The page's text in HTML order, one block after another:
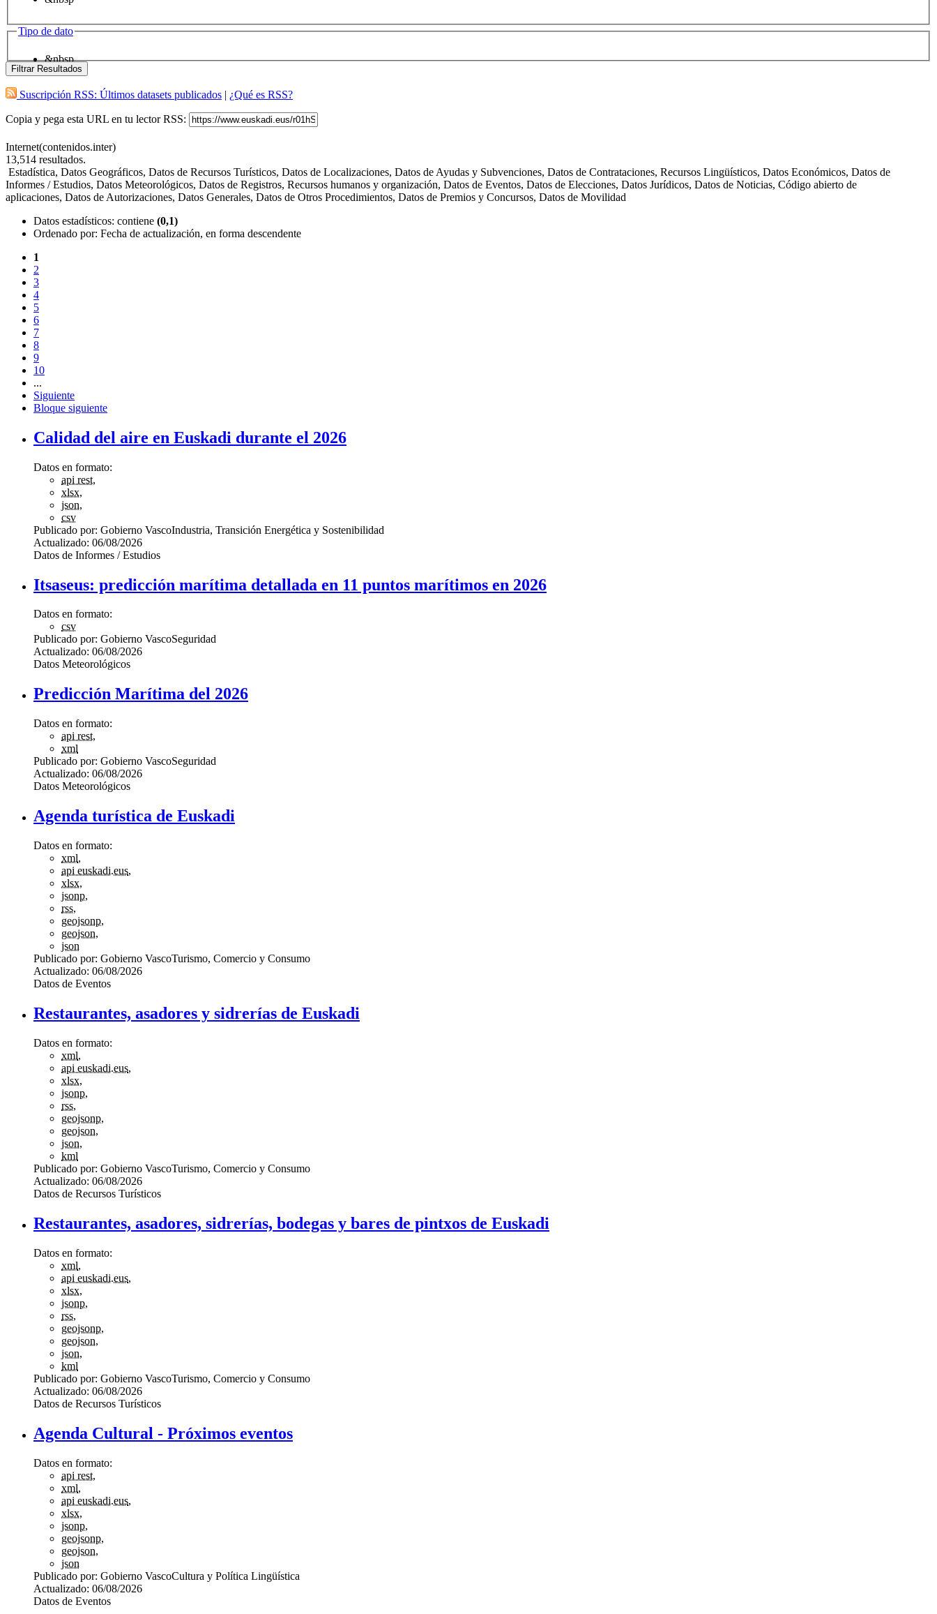
Tipo de dato
&nbsp
Filtrar Resultados
Suscripción RSS: Últimos datasets publicados | ¿Qué es RSS?
Copia y pega esta URL en tu lector RSS:
Internet(contenidos.inter)
13,514 resultados.
Estadística, Datos Geográficos, Datos de Recursos Turísticos, Datos de Localizaciones, Datos de Ayudas y Subvenciones, Datos de Contrataciones, Recursos Lingüísticos, Datos Económicos, Datos de
Informes / Estudios, Datos Meteorológicos, Datos de Registros, Recursos humanos y organización, Datos de Eventos, Datos de Elecciones, Datos Jurídicos, Datos de Noticias, Código abierto de
aplicaciones, Datos de Autorizaciones, Datos Generales, Datos de Otros Procedimientos, Datos de Premios y Concursos, Datos de Movilidad
Datos estadísticos: contiene (0,1)
Ordenado por: Fecha de actualización, en forma descendente
1
2
3
4
5
6
7
8
9
10
...
Siguiente
Bloque siguiente
Calidad del aire en Euskadi durante el 2026
Datos en formato:
api rest,
xlsx,
json,
csv
Publicado por: Gobierno VascoIndustria, Transición Energética y Sostenibilidad
Actualizado: 06/08/2026
Datos de Informes / Estudios
Itsaseus: predicción marítima detallada en 11 puntos marítimos en 2026
Datos en formato:
csv
Publicado por: Gobierno VascoSeguridad
Actualizado: 06/08/2026
Datos Meteorológicos
Predicción Marítima del 2026
Datos en formato:
api rest,
xml
Publicado por: Gobierno VascoSeguridad
Actualizado: 06/08/2026
Datos Meteorológicos
Agenda turística de Euskadi
Datos en formato:
xml,
api euskadi.eus,
xlsx,
jsonp,
rss,
geojsonp,
geojson,
json
Publicado por: Gobierno VascoTurismo, Comercio y Consumo
Actualizado: 06/08/2026
Datos de Eventos
Restaurantes, asadores y sidrerías de Euskadi
Datos en formato:
xml,
api euskadi.eus,
xlsx,
jsonp,
rss,
geojsonp,
geojson,
json,
kml
Publicado por: Gobierno VascoTurismo, Comercio y Consumo
Actualizado: 06/08/2026
Datos de Recursos Turísticos
Restaurantes, asadores, sidrerías, bodegas y bares de pintxos de Euskadi
Datos en formato:
xml,
api euskadi.eus,
xlsx,
jsonp,
rss,
geojsonp,
geojson,
json,
kml
Publicado por: Gobierno VascoTurismo, Comercio y Consumo
Actualizado: 06/08/2026
Datos de Recursos Turísticos
Agenda Cultural - Próximos eventos
Datos en formato:
api rest,
xml,
api euskadi.eus,
xlsx,
jsonp,
geojsonp,
geojson,
json
Publicado por: Gobierno VascoCultura y Política Lingüística
Actualizado: 06/08/2026
Datos de Eventos